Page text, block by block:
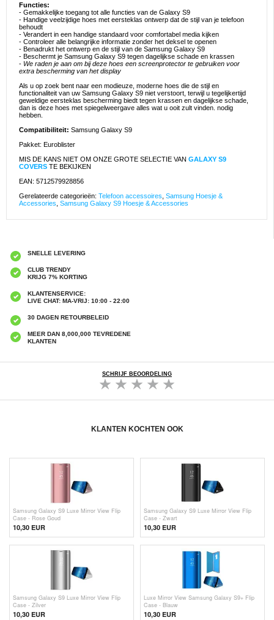
Functies:
- Gemakkelijke toegang tot alle functies van de Galaxy S9
- Handige veelzijdige hoes met eersteklas ontwerp dat de stijl van je telefoon
behoudt
- Verandert in een handige standaard voor comfortabel media kijken
- Controleer alle belangrijke informatie zonder het deksel te openen
- Benadrukt het ontwerp en de stijl van de Samsung Galaxy S9
- Beschermt je Samsung Galaxy S9 tegen dagelijkse schade en krassen
- We raden je aan om bij deze hoes een screenprotector te gebruiken voor
extra bescherming van het display
Als u op zoek bent naar een modieuze, moderne hoes die de stijl en
functionaliteit van uw Samsung Galaxy S9 niet verstoort, terwijl u tegelijkertijd
geweldige eersteklas bescherming biedt tegen krassen en dagelijkse schade,
dan is deze hoes met spiegelweergave alles wat u ooit zult vinden. nodig
hebben.
Compatibiliteit: Samsung Galaxy S9
Pakket: Euroblister
MIS DE KANS NIET OM ONZE GROTE SELECTIE VAN GALAXY S9
COVERS TE BEKIJKEN
EAN: 5712579928856
Gerelateerde categorieën: Telefoon accessoires Samsung Hoesje &
Accessories Samsung Galaxy S9 Hoesje & Accessories
SNELLE LEVERING
CLUB TRENDY
KRIJG 7% KORTING
KLANTENSERVICE:
LIVE CHAT: MA-VRIJ: 10:00 - 22:00
30 DAGEN RETOURBELEID
MEER DAN 8,000,000 TEVREDENE
KLANTEN
SCHRIJF BEOORDELING
KLANTEN KOCHTEN OOK
Samsung Galaxy S9 Luxe Mirror View Flip
Case - Rose Goud
10,30 EUR
Samsung Galaxy S9 Luxe Mirror View Flip
Case - Zwart
10,30 EUR
Samsung Galaxy S9 Luxe Mirror View Flip
Case - Zilver
10,30 EUR
Luxe Mirror View Samsung Galaxy S9+ Flip
Case - Blauw
10,30 EUR